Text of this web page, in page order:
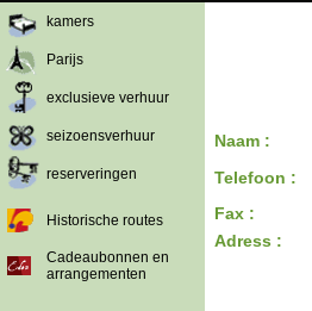
kamers
Parijs
exclusieve verhuur
seizoensverhuur
reserveringen
Historische routes
Cadeaubonnen en
arrangementen
Naam :
Telefoon :
Fax :
Adress :